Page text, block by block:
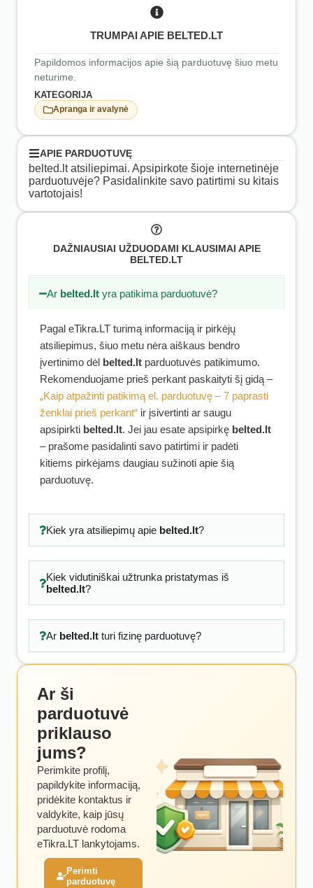
TRUMPAI APIE BELTED.LT
Papildomos informacijos apie šią parduotuvę šiuo metu
neturime.
KATEGORIJA
Apranga ir avalynė
APIE PARDUOTUVĘ
belted.lt atsiliepimai. Apsipirkote šioje internetinėje
parduotuvėje? Pasidalinkite savo patirtimi su kitais
vartotojais!
DAŽNIAUSIAI UŽDUODAMI KLAUSIMAI APIE
BELTED.LT
Ar belted.lt yra patikima parduotuvė?
Pagal eTikra.LT turimą informaciją ir pirkėjų
atsiliepimus, šiuo metu nėra aiškaus bendro
įvertinimo dėl belted.lt parduotuvės patikimumo.
Rekomenduojame prieš perkant paskaityti šį gidą –
„Kaip atpažinti patikimą el. parduotuvę – 7 paprasti
ženklai prieš perkant“ ir įsivertinti ar saugu
apsipirkti belted.lt. Jei jau esate apsipirkę belted.lt
– prašome pasidalinti savo patirtimi ir padėti
kitiems pirkėjams daugiau sužinoti apie šią
parduotuvę.
Kiek yra atsiliepimų apie belted.lt?
Kiek vidutiniškai užtrunka pristatymas iš
belted.lt?
Ar belted.ltturi fizinę parduotuvę?
Ar ši
parduotuvė
priklauso
jums?
Perimkite profilį,
papildykite informaciją,
pridėkite kontaktus ir
valdykite, kaip jūsų
parduotuvė rodoma
eTikra.LT lankytojams.
Perimti
parduotuvę